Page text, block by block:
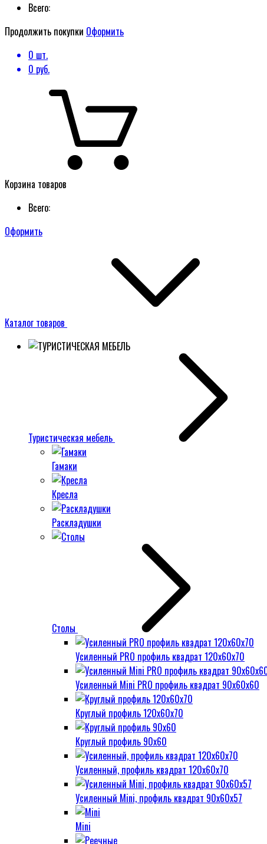
Всего:
Продолжить покупки Оформить
0 шт.
0 руб.
Корзина товаров
Всего:
Оформить
Каталог товаров
Туристическая мебель
Гамаки
Кресла
Раскладушки
Столы
Усиленный PRO профиль квадрат 120х60х70
Усиленный Mini PRO профиль квадрат 90х60х60
Круглый профиль 120х60х70
Круглый профиль 90х60
Усиленный, профиль квадрат 120х60х70
Усиленный Mini, профиль квадрат 90х60х57
Mini